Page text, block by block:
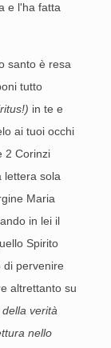
e l'ha fatta
santo è resa
tutto
in te e
ai tuoi occhi
2 Corinzi
lettera sola
Maria
in lei il
Spirito
di pervenire
altrettanto su
verità
nello